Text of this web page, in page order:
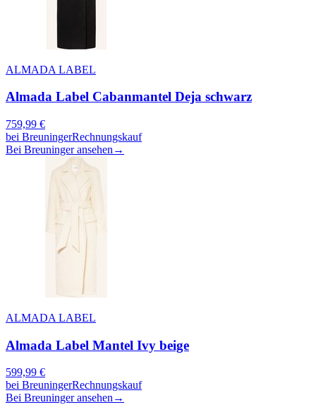
ALMADA LABEL
Almada Label Cabanmantel Deja schwarz
759,99 €
bei BreuningerRechnungskauf
Bei Breuninger ansehen →
ALMADA LABEL
Almada Label Mantel Ivy beige
599,99 €
bei BreuningerRechnungskauf
Bei Breuninger ansehen →